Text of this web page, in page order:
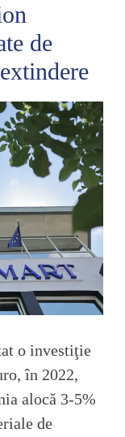
de
o investiţie
în 2022,
alocă 3-5%
de